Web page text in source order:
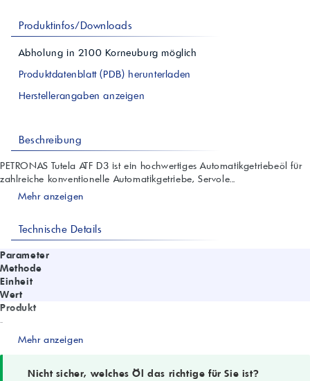
Produktinfos/Downloads
Abholung in 2100 Korneuburg möglich
Produktdatenblatt (PDB) herunterladen
Herstellerangaben anzeigen
Beschreibung
PETRONAS Tutela ATF D3 ist ein hochwertiges Automatikgetriebeöl für
zahlreiche konventionelle Automatikgetriebe, Servole...
Mehr anzeigen
Technische Details
Parameter
Methode
Einheit
Wert
Produkt
-
PETRONAS Tutela ATF D3
Mehr anzeigen
Nicht sicher, welches Öl das richtige für Sie ist?